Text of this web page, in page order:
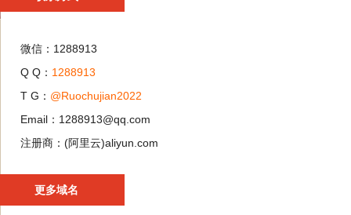
微信：1288913
Q Q： 1288913
T G： @Ruochujian2022
Email：1288913@qq.com
注册商：(阿里云)aliyun.com
更多域名